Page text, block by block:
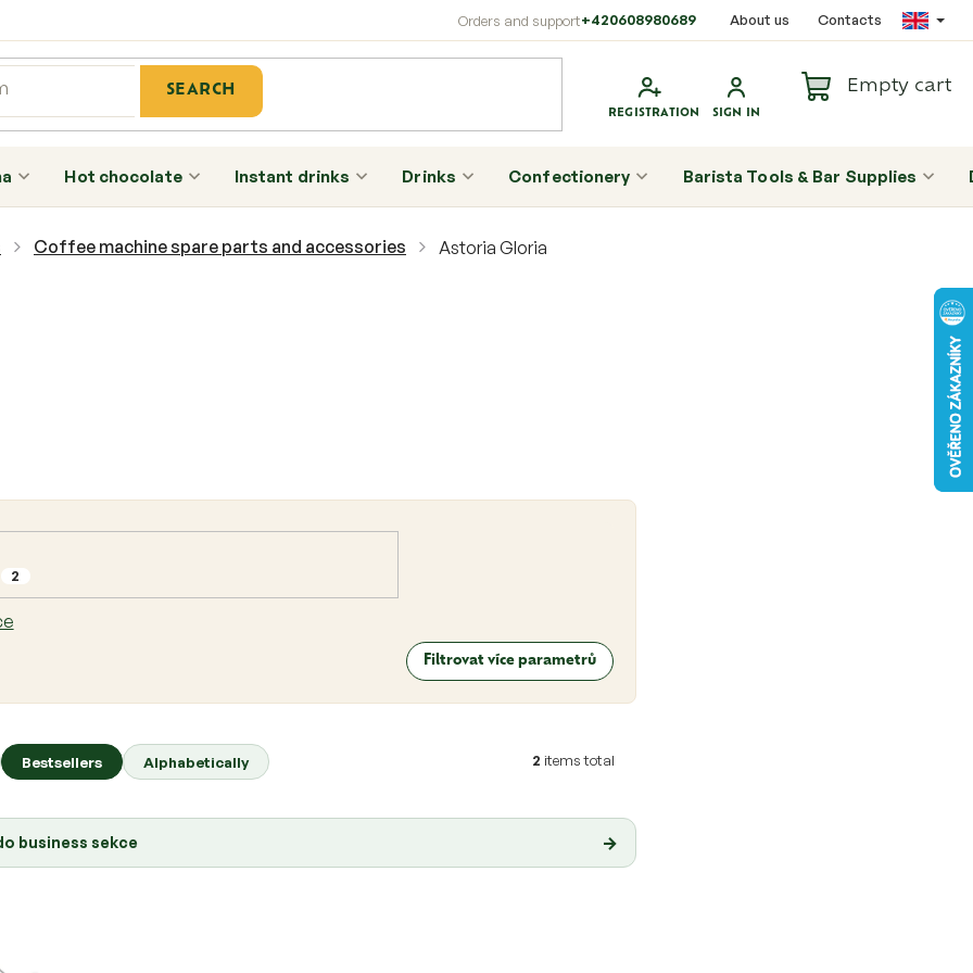
+420608980689 About us Contacts
SEARCH
Shopping
Empty cart
Hot chocolate Instant drinks Drinks Confectionery Barista Tools & Bar Supplies
Coffee machine spare parts and accessories Astoria Gloria
Bestsellers Alphabetically 2 items total
2
Filtrovat více parametrů
business sekce →